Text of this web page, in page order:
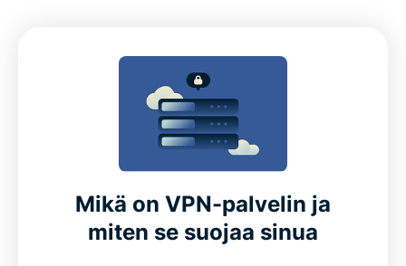
Mikä on VPN-palvelin ja
miten se suojaa sinua